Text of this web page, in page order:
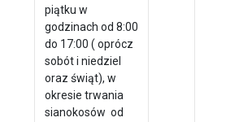
piątku w
godzinach od 8:00
do 17:00 ( oprócz
sobót i niedziel
oraz świąt), w
okresie trwania
sianokosów od